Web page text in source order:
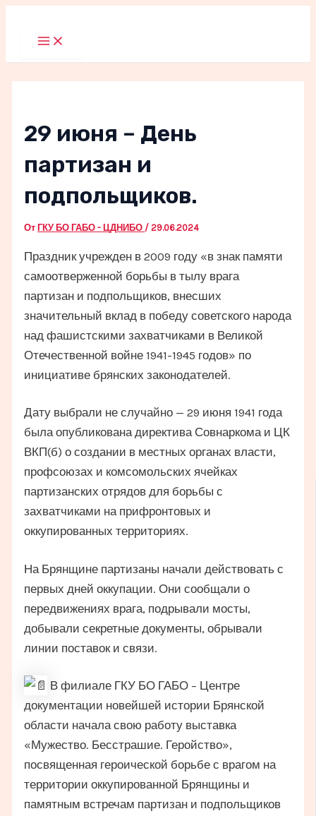
Main
Menu
29 июня – День
партизан и
подпольщиков.
ОтГКУ БО ГАБО - ЦДНИБО /29.06.2024
Праздник учрежден в 2009 году «в знак памяти
самоотверженной борьбы в тылу врага
партизан и подпольщиков, внесших
значительный вклад в победу советского народа
над фашистскими захватчиками в Великой
Отечественной войне 1941-1945 годов» по
инициативе брянских законодателей.
Дату выбрали не случайно — 29 июня 1941 года
была опубликована директива Совнаркома и ЦК
ВКП(б) о создании в местных органах власти,
профсоюзах и комсомольских ячейках
партизанских отрядов для борьбы с
захватчиками на прифронтовых и
оккупированных территориях.
На Брянщине партизаны начали действовать с
первых дней оккупации. Они сообщали о
передвижениях врага, подрывали мосты,
добывали секретные документы, обрывали
линии поставок и связи.
В филиале ГКУ БО ГАБО – Центре
документации новейшей истории Брянской
области начала свою работу выставка
«Мужество. Бесстрашие. Геройство»,
посвященная героической борьбе с врагом на
территории оккупированной Брянщины и
памятным встречам партизан и подпольщиков